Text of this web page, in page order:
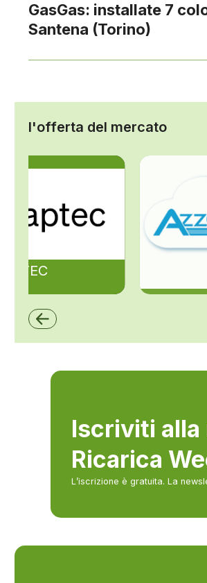
GasGas: installate 7
Santena (Torino)
l'offerta del mercato
ZCS
Iscriviti
Ricarica
L’iscrizione è gratuita. La